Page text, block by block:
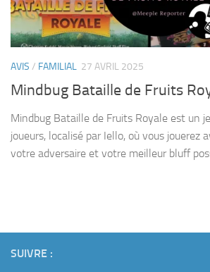
AVIS / FAMILIAL 27 AVRIL 2025
Mindbug Bataille de Fruits
Mindbug Bataille de Fruits Royale est un
joueurs, localisé par Iello, où vous jouerez
votre adversaire et votre meilleur bluff
SUIVRE :